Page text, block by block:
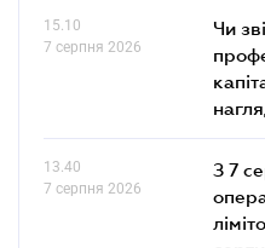
15.10
7 серпня 2026
Чи
13.40
7 серпня 2026
З 7